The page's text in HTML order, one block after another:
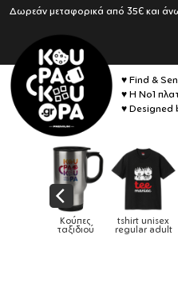
Δωρεάν μεταφορικά από 35€ και
♥ Find &
♥ Η No1
♥ Designed
Παιδικό tshirt Drill Καπέλα
ενηλίκων